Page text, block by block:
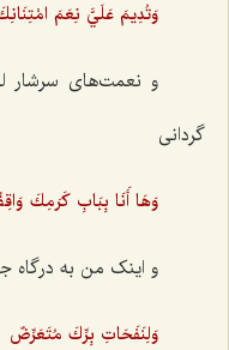
وَتُدِيمَ عَلَيَّ نِعَمَ
و نعمت‌های سرشار
گردانی
وَهَا أَنَا بِبَابِ كَرَمِكَ
و اینک من به درگاه
وَلِنَفَحَاتِ بِرِّكَ مُتَعَرِّضٌ